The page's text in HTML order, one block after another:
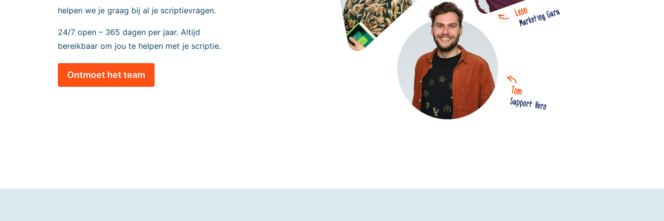
helpen we je graag bij al je scriptievragen.
24/7 open – 365 dagen per jaar. Altijd
bereikbaar om jou te helpen met je scriptie.
Ontmoet het team